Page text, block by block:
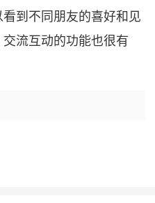
到不同朋友的喜好和见
流互动的功能也很有